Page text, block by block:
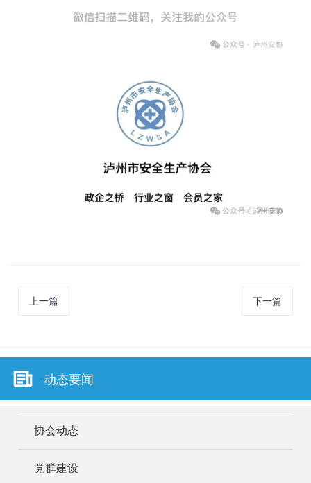
上一篇 下一篇
动态要闻
协会动态
党群建设